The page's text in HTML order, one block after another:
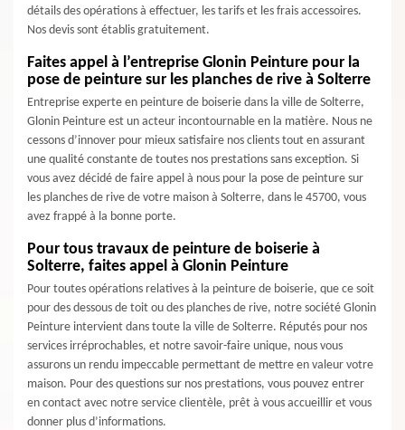
détails des opérations à effectuer, les tarifs et les frais accessoires.
Nos devis sont établis gratuitement.
Faites appel à l’entreprise Glonin Peinture pour la
pose de peinture sur les planches de rive à Solterre
Entreprise experte en peinture de boiserie dans la ville de Solterre,
Glonin Peinture est un acteur incontournable en la matière. Nous ne
cessons d’innover pour mieux satisfaire nos clients tout en assurant
une qualité constante de toutes nos prestations sans exception. Si
vous avez décidé de faire appel à nous pour la pose de peinture sur
les planches de rive de votre maison à Solterre, dans le 45700, vous
avez frappé à la bonne porte.
Pour tous travaux de peinture de boiserie à
Solterre, faites appel à Glonin Peinture
Pour toutes opérations relatives à la peinture de boiserie, que ce soit
pour des dessous de toit ou des planches de rive, notre société Glonin
Peinture intervient dans toute la ville de Solterre. Réputés pour nos
services irréprochables, et notre savoir-faire unique, nous vous
assurons un rendu impeccable permettant de mettre en valeur votre
maison. Pour des questions sur nos prestations, vous pouvez entrer
en contact avec notre service clientèle, prêt à vous accueillir et vous
donner plus d’informations.